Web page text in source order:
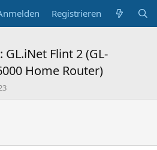
Registrieren
Flint 2 (GL-
Home Router)